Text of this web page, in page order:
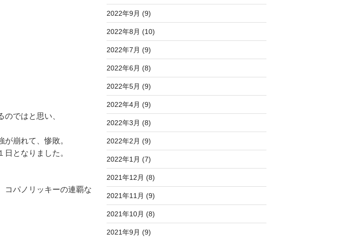
ではと思い、
崩れて、惨敗。
となりました。
コパノリッキーの連覇な
2022年9月 (9)
2022年8月 (10)
2022年7月 (9)
2022年6月 (8)
2022年5月 (9)
2022年4月 (9)
2022年3月 (8)
2022年2月 (9)
2022年1月 (7)
2021年12月 (8)
2021年11月 (9)
2021年10月 (8)
2021年9月 (9)